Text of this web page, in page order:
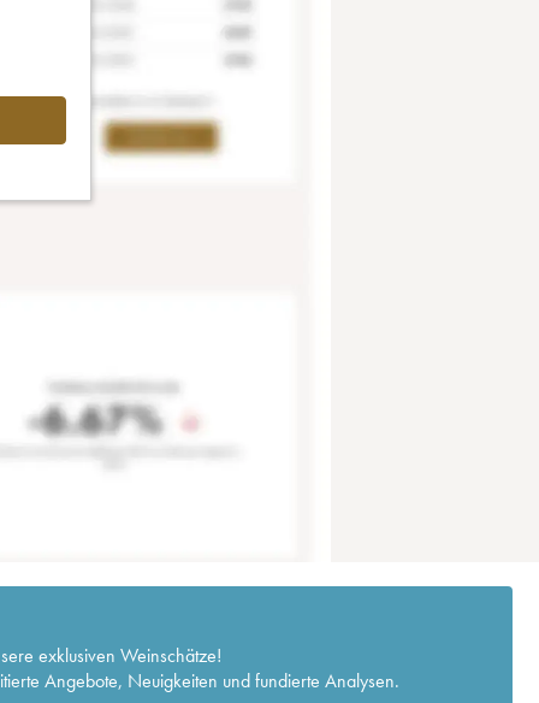
exklusiven Weinschätze!
Angebote, Neuigkeiten und fundierte Analysen.